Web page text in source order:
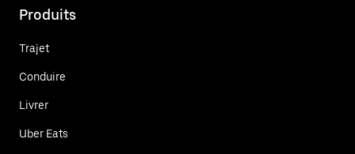
Produits
Trajet
Conduire
Livrer
Uber Eats